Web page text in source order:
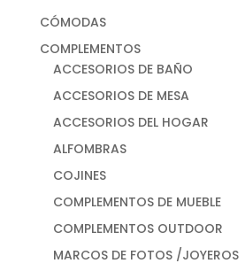
CÓMODAS
COMPLEMENTOS
ACCESORIOS DE BAÑO
ACCESORIOS DE MESA
ACCESORIOS DEL HOGAR
ALFOMBRAS
COJINES
COMPLEMENTOS DE MUEBLE
COMPLEMENTOS OUTDOOR
MARCOS DE FOTOS /JOYEROS